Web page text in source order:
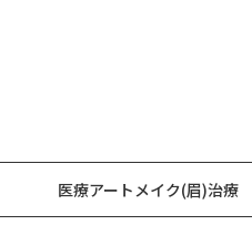
医療アートメイク(眉)治療